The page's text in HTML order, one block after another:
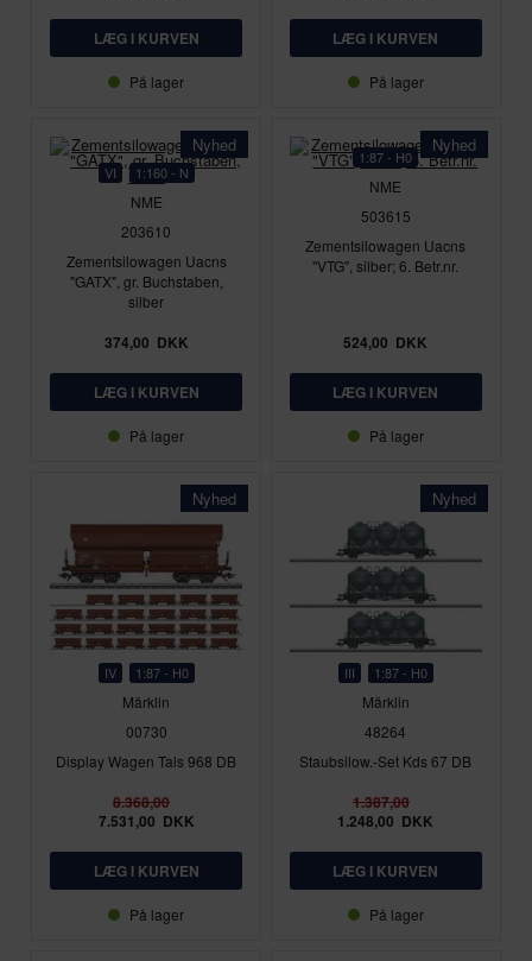
På lager På lager
Nyhed
VI 1:160 - N
NME
203610
Zementsilowagen Uacns
"GATX", gr. Buchstaben,
silber
374,00 DKK
På lager
Nyhed
1:87 - H0
NME
503615
Zementsilowagen Uacns
"VTG", silber; 6. Betr.nr.
524,00 DKK
På lager
Nyhed
IV 1:87 - H0
Märklin
00730
Display Wagen Tals 968 DB
8.368,00
7.531,00 DKK
På lager
Nyhed
III 1:87 - H0
Märklin
48264
Staubsilow.-Set Kds 67 DB
1.387,00
1.248,00 DKK
På lager